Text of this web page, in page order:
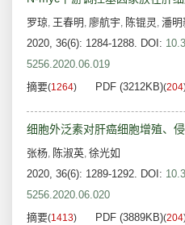
罗琼, 王春明 , 廖航宇, 陈锟灵 , 潘明
2020, 36(6): 1284-1288. DOI:
5256.2020.06.019
摘要(1264) PDF (3212KB)(204
细胞外泛素对肝癌细胞增殖、
张杨, 陈淑英, 徐光如
2020, 36(6): 1289-1292. DOI:
5256.2020.06.020
摘要(1413) PDF (3889KB)(204